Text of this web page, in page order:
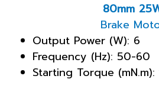
80mm
Brake
Output Power (W): 6
Frequency (Hz): 50-60
Starting Torque